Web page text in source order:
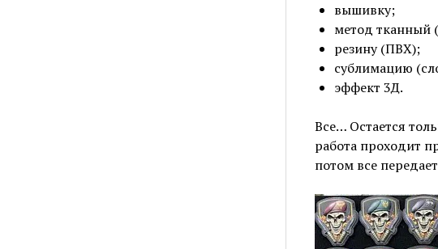
вышивку;
метод тканный
резину (ПВХ);
сублимацию
эффект 3Д.
Все… Остается
работа проходит
потом все